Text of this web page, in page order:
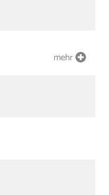
mehr